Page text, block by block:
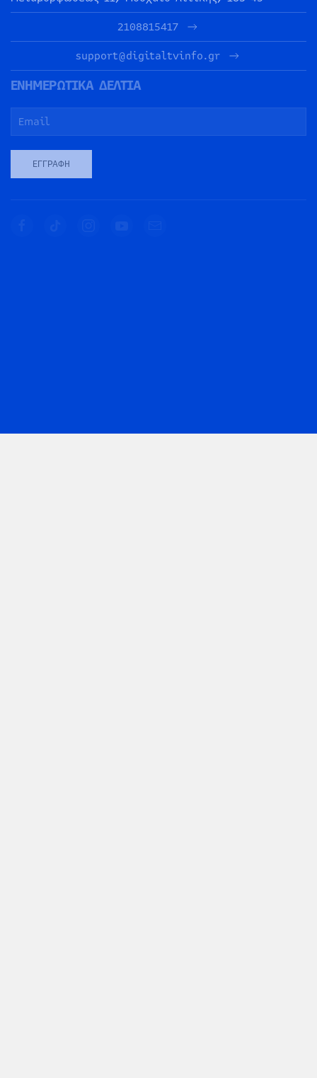
2108815417
support@digitaltvinfo.gr
ΕΝΗΜΕΡΩΤΙΚΑ ΔΕΛΤΙΑ
ΕΓΓΡΑΦΉ